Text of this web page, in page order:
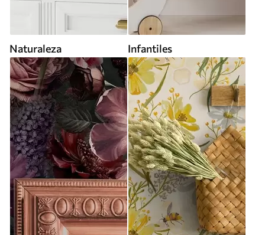
Naturaleza Infantiles